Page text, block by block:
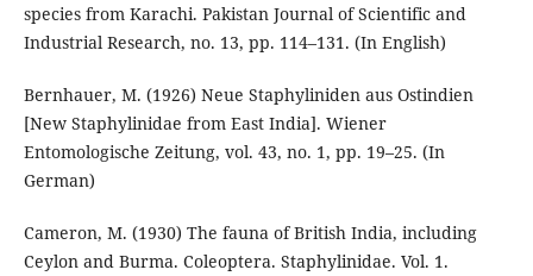
species from Karachi. Pakistan Journal of Scientific and
Industrial Research, no. 13, pp. 114–131. (In English)
Bernhauer, M. (1926) Neue Staphyliniden aus Ostindien
[New Staphylinidae from East India]. Wiener
Entomologische Zeitung, vol. 43, no. 1, pp. 19–25. (In
German)
Cameron, M. (1930) The fauna of British India, including
Ceylon and Burma. Coleoptera. Staphylinidae. Vol. 1.